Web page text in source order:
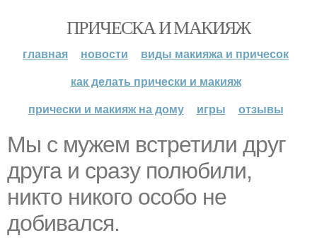
ПРИЧЕСКА И МАКИЯЖ
главная новости
виды макияжа и причесок
как делать прически и макияж
прически и макияж на дому
игры отзывы
Мы с мужем встретили друг
друга и сразу полюбили,
никто никого особо не
добивался.